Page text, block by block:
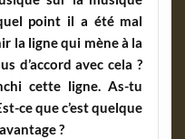
point il a été mal
la ligne qui mène à la
d’accord avec cela ?
cette ligne. As-tu
ce que c’est quelque
?